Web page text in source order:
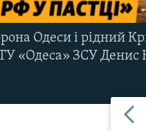
Назад
Одеси і рідний
«Одеса» ЗСУ Денис